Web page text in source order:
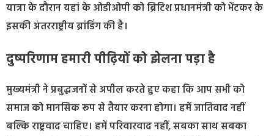
यात्रा के दौरान यहां के ओडीओपी को ब्रिटिश प्रधानमंत्री को भेंटकर के
इसकी अंतरराष्ट्रीय ब्रांडिंग की है।
दुष्परिणाम हमारी पीढ़ियों को झेलना पड़ा है
मुख्यमंत्री ने प्रबुद्धजनों से अपील करते हुए कहा कि आप सभी को
समाज को मानसिक रूप से तैयार करना होगा। हमें जातिवाद नहीं
बल्कि राष्ट्रवाद चाहिए। हमें परिवारवाद नहीं, सबका साथ सबका